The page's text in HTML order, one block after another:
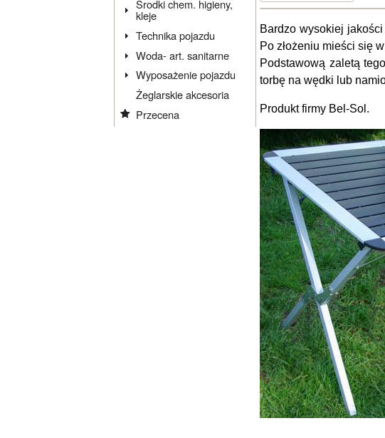
Środki chem. higieny,
kleje
Technika pojazdu
Woda- art. sanitarne
Wyposażenie pojazdu
Żeglarskie akcesoria
Przecena
Bardzo wysokiej
Po złożeniu mieści się
Podstawową zaletą
torbę na wędki lub
Produkt firmy Bel-Sol.